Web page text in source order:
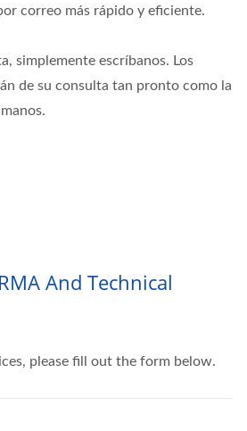
correo más rápido y eficiente.
simplemente escríbanos. Los
de su consulta tan pronto como la